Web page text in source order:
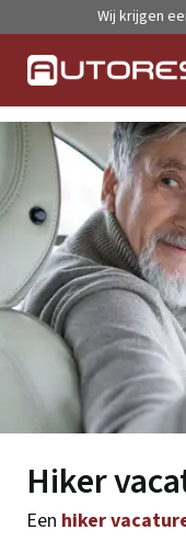
Wij krijgen
Hiker
Een hiker